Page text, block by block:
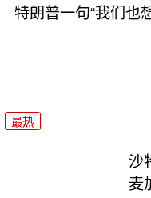
特朗普一句“我们也
最热
沙
麦